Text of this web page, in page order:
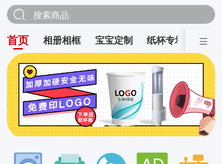
搜索商品
首页 相册相框 宝宝定制 纸杯专场 营销